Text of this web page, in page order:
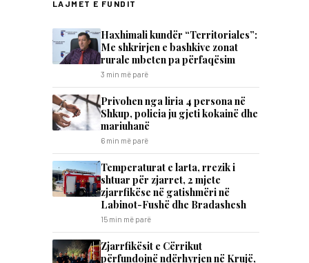
LAJMET E FUNDIT
Haxhimali kundër “Territoriales”:
Me shkrirjen e bashkive zonat
rurale mbeten pa përfaqësim
3 min më parë
Privohen nga liria 4 persona në
Shkup, policia ju gjeti kokainë dhe
mariuhanë
6 min më parë
Temperaturat e larta, rrezik i
shtuar për zjarret, 2 mjete
zjarrfikëse në gatishmëri në
Labinot-Fushë dhe Bradashesh
15 min më parë
Zjarrfikësit e Cërrikut
përfundojnë ndërhyrjen në Krujë,